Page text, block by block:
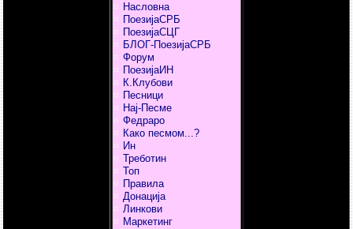
Насловна
ПоезијаСРБ
ПоезијаСЦГ
БЛОГ-ПоезијаСРБ
Форум
ПоезијаИН
К.Клубови
Песници
Нај-Песме
Федраро
Како песмом...?
Ин
Треботин
Топ
Правила
Донација
Линкови
Маркетинг